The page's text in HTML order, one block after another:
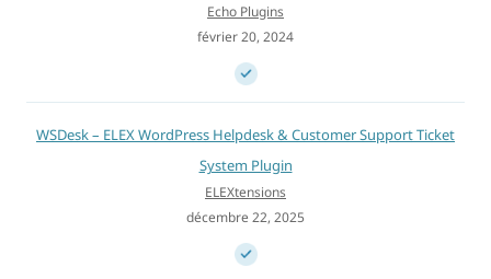
Echo Plugins
février 20, 2024
WSDesk – ELEX WordPress Helpdesk & Customer Support Ticket
System Plugin
ELEXtensions
décembre 22, 2025